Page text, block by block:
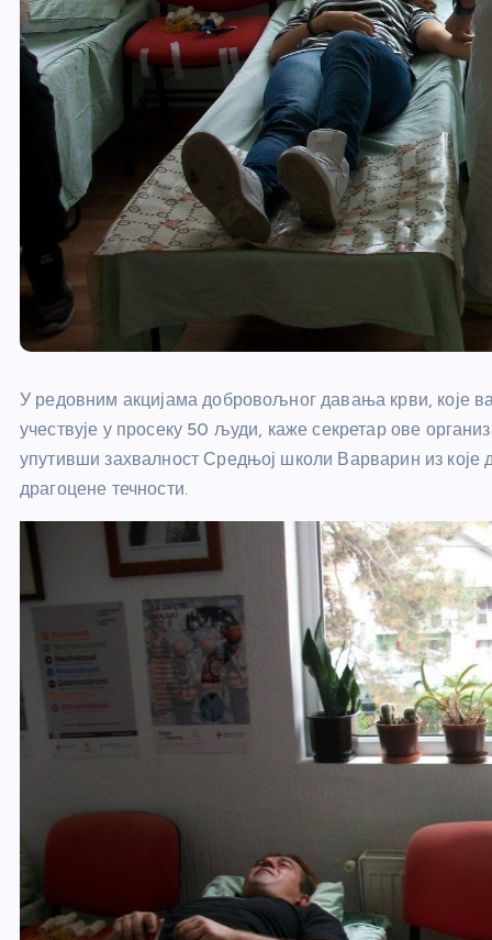
У редовним акцијама добровољног давања крви, које
учествује у просеку 50 људи, каже секретар ове
упутивши захвалност Средњој школи Варварин из
драгоцене течности.